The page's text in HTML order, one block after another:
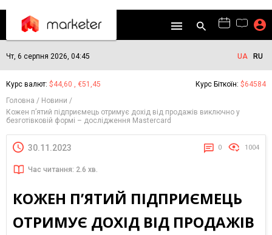
Чт, 6 серпня 2026, 04:45 UA RU
Курс валют: $44,60 , €51,45 Курс Біткоїн: $64584
Головна
Новини
Кожен п’ятий підприємець отримує дохід від продажів виключно у
безготівковій формі – дослідження Mastercard
30.11.2023 0 1004
Час читання: 2.6 хв.
КОЖЕН П’ЯТИЙ ПІДПРИЄМЕЦЬ
ОТРИМУЄ ДОХІД ВІД ПРОДАЖІВ